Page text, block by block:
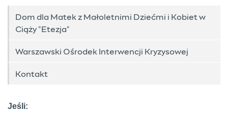
Dom dla Matek z Małoletnimi Dziećmi i Kobiet w
Ciąży "Etezja"
Warszawski Ośrodek Interwencji Kryzysowej
Kontakt
Jeśli: